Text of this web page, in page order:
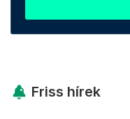
Friss hírek